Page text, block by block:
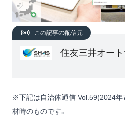
この記事の配信元
住友三井オー
※下記は自治体通信 Vol.59(2024年
材時のものです。